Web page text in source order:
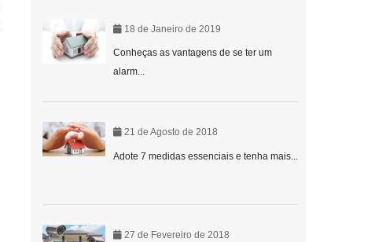
18 de Janeiro de 2019
Conheças as vantagens de se ter um
alarm...
21 de Agosto de 2018
Adote 7 medidas essenciais e tenha mais...
27 de Fevereiro de 2018